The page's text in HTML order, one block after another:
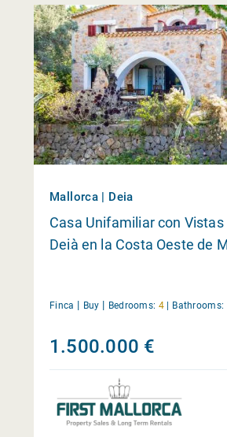
Mallorca | Deia
Casa Unifamiliar con Vistas
Deià en la Costa Oeste de
Finca | Buy | Bedrooms: 4| Bathrooms:
1.500.000 €